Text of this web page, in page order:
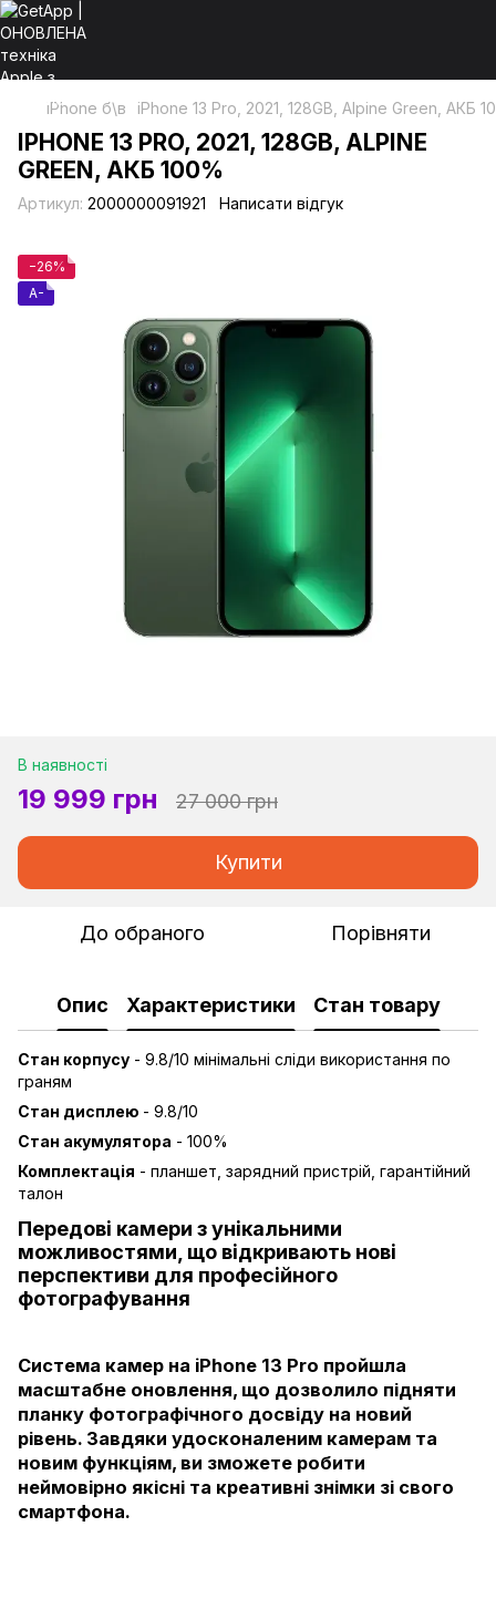
iPhone б\в iPhone 13 Pro, 2021, 128GB, Alpine Green, АКБ
IPHONE 13 PRO, 2021, 128GB, ALPINE
GREEN, АКБ 100%
Артикул: 2000000091921 Написати відгук
−26%
A-
В наявності
19 999 грн 27 000 грн
Купити
До обраного Порівняти
Опис Характеристики Стан товару
Стан корпусу - 9.8/10 мінімальні сліди використання по
граням
Стан дисплею - 9.8/10
Стан акумулятора - 100%
Комплектація - планшет, зарядний пристрій, гарантійний
талон
Передові камери з унікальними
можливостями, що відкривають нові
перспективи для професійного
фотографування
Система камер на iPhone 13 Pro пройшла
масштабне оновлення, що дозволило підняти
планку фотографічного досвіду на новий
рівень. Завдяки удосконаленим камерам та
новим функціям, ви зможете робити
неймовірно якісні та креативні знімки зі свого
смартфона.